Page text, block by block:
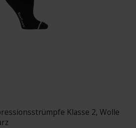
Klasse 2, Wolle